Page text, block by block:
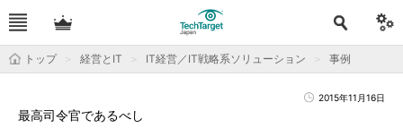
トップ 経営とIT IT経営／IT戦略系ソリューション 事例
2015年11月16日
最高司令官であるべし